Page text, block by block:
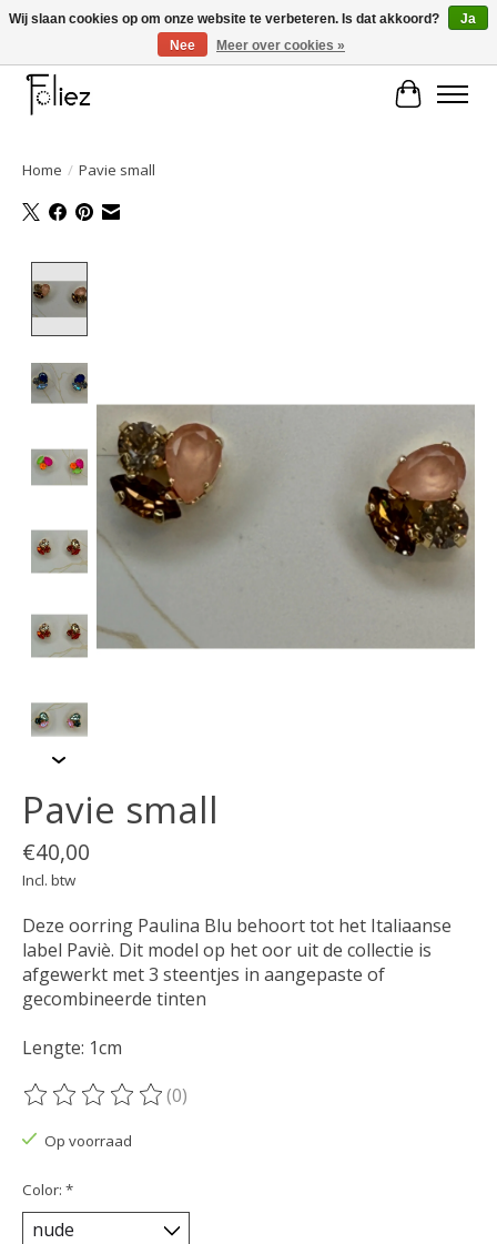
Large selection of products and fast shipping!
Home / Pavie small
Pavie small
€40,00
Incl. btw
Deze oorring Paulina Blu behoort tot het Italiaanse
label Paviè. Dit model op het oor uit de collectie is
afgewerkt met 3 steentjes in aangepaste of
gecombineerde tinten
Lengte: 1cm
De beoordeling van dit product is
(0)
Op voorraad
Color: *
Wij slaan cookies op om onze website te verbeteren. Is dat akkoord?
Ja
Nee
Meer over cookies »